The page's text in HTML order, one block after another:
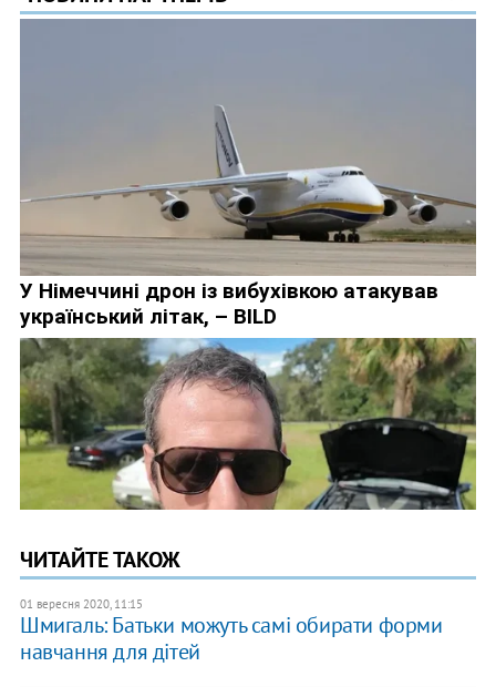
ЧИТАЙТЕ ТАКОЖ
01 вересня 2020, 11:15
Шмигаль: Батьки можуть самі обирати форми
навчання для дітей